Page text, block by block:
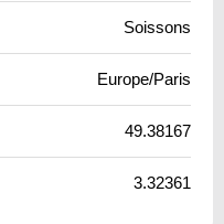
Soissons
Europe/Paris
49.38167
3.32361